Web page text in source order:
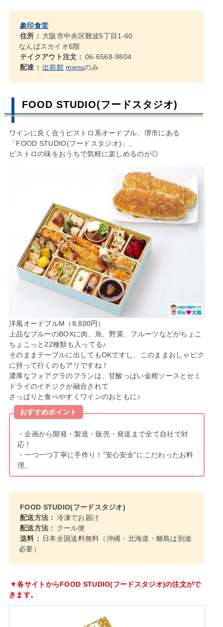
象印食堂
住所： 大阪市中央区難波5丁目1-60
なんばスカイオ6階
テイクアウト注文： 06-6568-9804
配達： 出前館 menuのみ
FOOD STUDIO(フードスタジオ)
ワインに良く合うビストロ系オードブル、堺市にある
「FOOD STUDIO(フードスタジオ)」。
ビストロの味をおうちで気軽に楽しめるのが◎
洋風オードブルM（8,800円）
上品なブルーのBOXに肉、魚、野菜、フルーツなどがちょこ
ちょこっと22種類も入ってる♪
そのままテーブルに出してもOKですし、このままおしゃピク
に持って行くのもアリですね！
濃厚なフォアグラのフランは、甘酸っぱい金柑ソースとセミ
ドライのイチジクが融合されて
さっぱりと食べやすくワインのおともに♪
おすすめポイント
・企画から開発・製造・販売・発送まで全て自社で対
応！
・一つ一つ丁寧に手作り！”安心安全”にこだわったお料
理。
FOOD STUDIO(フードスタジオ)
配送方法： 冷凍でお届け
配送方法： クール便
送料： 日本全国送料無料（沖縄・北海道・離島は別途
必要）
▼各サイトからFOOD STUDIO(フードスタジオ)の注文がで
きます。